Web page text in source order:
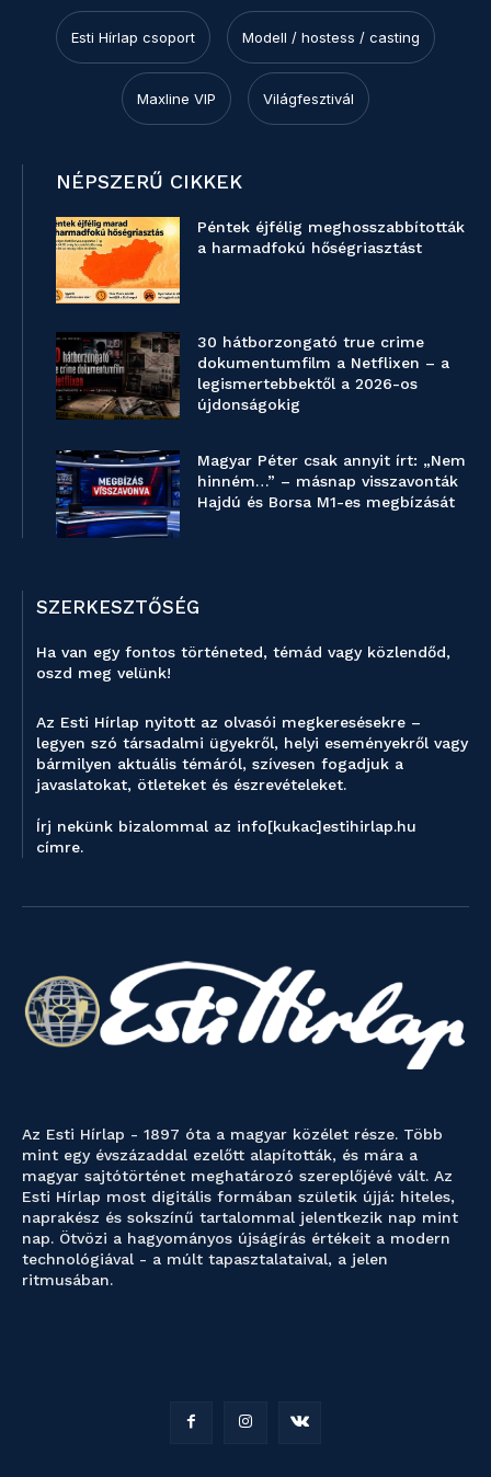
Esti Hírlap csoport Modell / hostess / casting
Maxline VIP Világfesztivál
NÉPSZERŰ CIKKEK
Péntek éjfélig meghosszabbították
a harmadfokú hőségriasztást
30 hátborzongató true crime
dokumentumfilm a Netflixen – a
legismertebbektől a 2026-os
újdonságokig
Magyar Péter csak annyit írt: „Nem
hinném…” – másnap visszavonták
Hajdú és Borsa M1-es megbízását
SZERKESZTŐSÉG
Ha van egy fontos történeted, témád vagy közlendőd,
oszd meg velünk!
Az Esti Hírlap nyitott az olvasói megkeresésekre –
legyen szó társadalmi ügyekről, helyi eseményekről vagy
bármilyen aktuális témáról, szívesen fogadjuk a
javaslatokat, ötleteket és észrevételeket.
Írj nekünk bizalommal az info[kukac]estihirlap.hu
címre.
Az Esti Hírlap - 1897 óta a magyar közélet része. Több
mint egy évszázaddal ezelőtt alapították, és mára a
magyar sajtótörténet meghatározó szereplőjévé vált. Az
Esti Hírlap most digitális formában születik újjá: hiteles,
naprakész és sokszínű tartalommal jelentkezik nap mint
nap. Ötvözi a hagyományos újságírás értékeit a modern
technológiával - a múlt tapasztalataival, a jelen
ritmusában.